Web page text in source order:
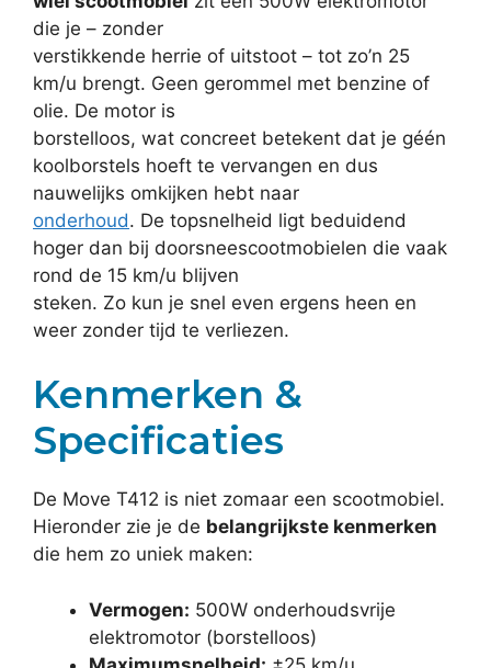
die je – zonder
verstikkende herrie of uitstoot – tot zo’n 25
km/u brengt. Geen gerommel met benzine of
olie. De motor is
borstelloos, wat concreet betekent dat je géén
koolborstels hoeft te vervangen en dus
nauwelijks omkijken hebt naar
onderhoud. De topsnelheid ligt beduidend
hoger dan bij doorsneescootmobielen die vaak
rond de 15 km/u blijven
steken. Zo kun je snel even ergens heen en
weer zonder tijd te verliezen.
Kenmerken &
Specificaties
De Move T412 is niet zomaar een scootmobiel.
Hieronder zie je de belangrijkste kenmerken
die hem zo uniek maken:
Vermogen: 500W onderhoudsvrije
elektromotor (borstelloos)